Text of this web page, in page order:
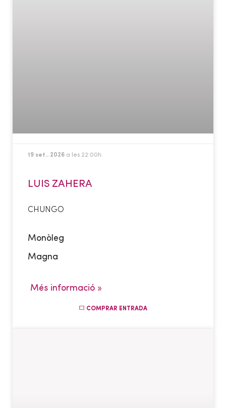
19 set.. 2026 a les 22:00h.
LUIS ZAHERA
CHUNGO
Monòleg
Magna
Més informació »
COMPRAR ENTRADA